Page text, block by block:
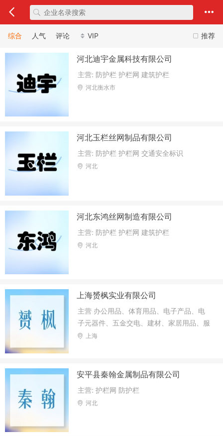
推荐
综合 人气 评论 VIP
河北迪宇金属科技有限公司
主营: 防护栏 护栏网 建筑护栏
河北衡水市
河北玉栏丝网制品有限公司
主营: 防护栏 护栏网 交通安全标识
河北
河北东鸿丝网制造有限公司
主营: 防护栏 护栏网 建筑护栏
河北
上海赟枫实业有限公司
主营 办公用品、体育用品、电子产品、电
子元器件、五金交电、建材、家居用品、服
装服饰、鞋帽、橡塑制品、金属材料、玻璃
从事计算机信息科技领域内的技术开发、技
询，保洁服务，国内货物运输代理，建筑装
饰装修建设工程设计施工一体化，电子商务
上海
安平县秦翰金属制品有限公司
主营: 护栏网 防护栏
河北